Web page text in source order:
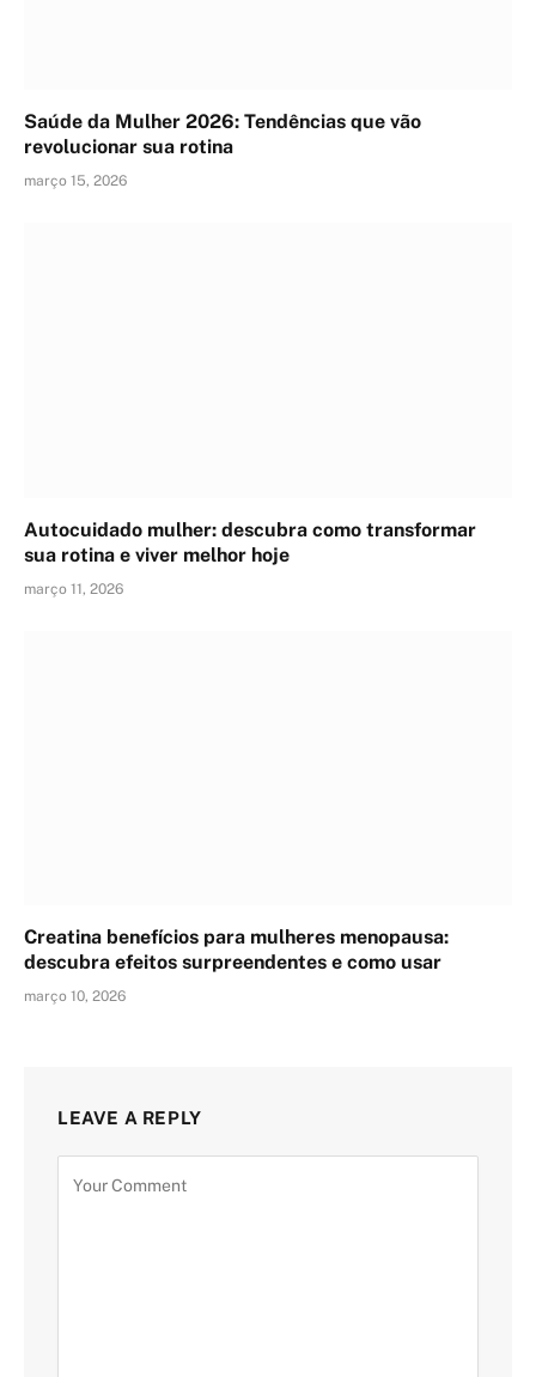
Saúde da Mulher 2026: Tendências que vão
revolucionar sua rotina
março 15, 2026
Autocuidado mulher: descubra como transformar
sua rotina e viver melhor hoje
março 11, 2026
Creatina benefícios para mulheres menopausa:
descubra efeitos surpreendentes e como usar
março 10, 2026
LEAVE A REPLY